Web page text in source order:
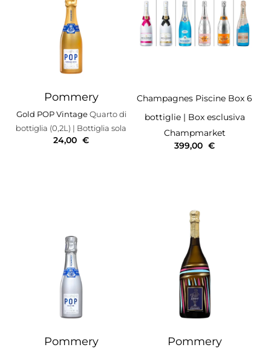
Pommery
Gold POP VintageQuarto di
bottiglia (0,2L) | Bottiglia sola
24,00 €
Champagnes Piscine Box 6
bottiglie| Box esclusiva
Champmarket
399,00 €
Pommery Pommery